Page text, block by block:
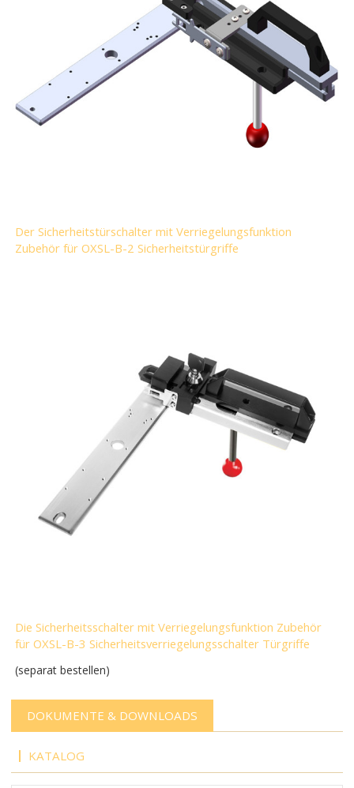
Der Sicherheitstürschalter mit Verriegelungsfunktion
Zubehör für OXSL-B-2 Sicherheitstürgriffe
Die Sicherheitsschalter mit Verriegelungsfunktion Zubehör
für OXSL-B-3 Sicherheitsverriegelungsschalter Türgriffe
(separat bestellen)
DOKUMENTE & DOWNLOADS
KATALOG